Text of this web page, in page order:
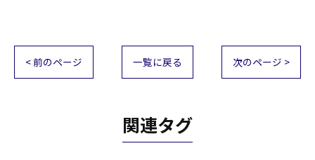
< 前のページ 一覧に戻る 次のページ >
関連タグ